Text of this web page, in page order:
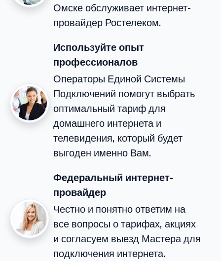
Омске обслуживает интернет-
провайдер Ростелеком.
Используйте опыт
профессионалов
Операторы Единой Системы
Подключений помогут выбрать
оптимальный тариф для
домашнего интернета и
телевидения, который будет
выгоден именно Вам.
Федеральный интернет-
провайдер
Честно и понятно ответим на
все вопросы о тарифах, акциях
и согласуем выезд Мастера для
подключения интернета.